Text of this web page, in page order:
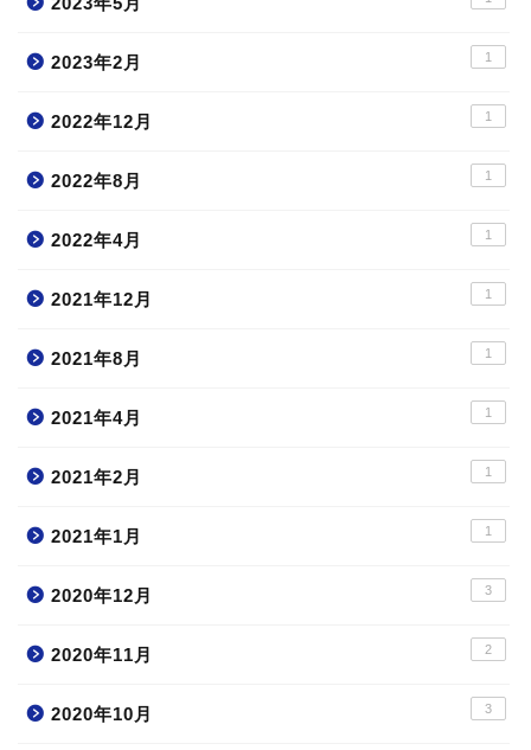
2023年2月 1
2022年12月 1
2022年8月 1
2022年4月 1
2021年12月 1
2021年8月 1
2021年4月 1
2021年2月 1
2021年1月 1
2020年12月 3
2020年11月 2
2020年10月 3